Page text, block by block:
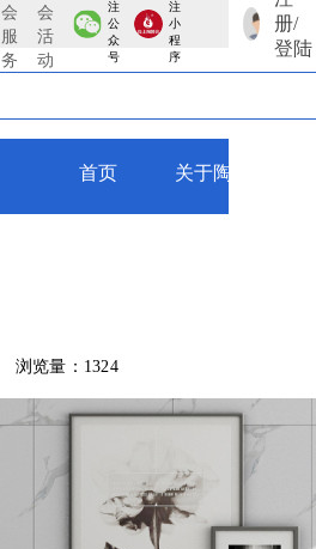
会
服
务
会
活
动
注
公
众
号
注
小
程
序
册/
登陆
首页 关于陶博会
浏览量：1324